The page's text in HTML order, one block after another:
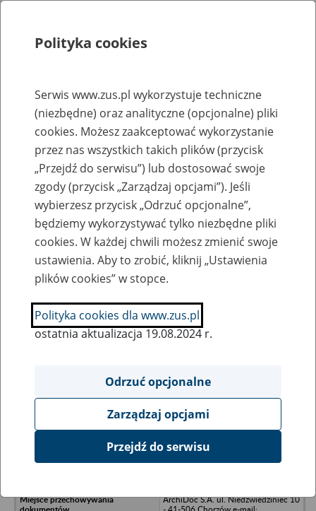
Rejestry, ewidencje i archiwa
Baza zlikwidowanych lub
przekształconych zakładów pracy
Nazwa zakładu pracy:
SZUKAJ
Ukryj wszystkie pozycje bazy
PRACAINFO Sp. z o.o. w likwidacji -
ArchiDoc S.A. ul. Niedźwiedziniec 10
Polityka cookies
Serwis www.zus.pl wykorzystuje techniczne
(niezbędne) oraz analityczne (opcjonalne) pliki
cookies. Możesz zaakceptować wykorzystanie
przez nas wszystkich takich plików (przycisk
„Przejdź do serwisu”) lub dostosować swoje
zgody (przycisk „Zarządzaj opcjami”). Jeśli
wybierzesz przycisk „Odrzuć opcjonalne”,
będziemy wykorzystywać tylko niezbędne pliki
cookies. W każdej chwili możesz zmienić swoje
ustawienia. Aby to zrobić, kliknij „Ustawienia
plików cookies” w stopce.
Polityka cookies dla www.zus.pl
ostatnia aktualizacja 19.08.2024 r.
Odrzuć opcjonalne
Zarządzaj opcjami
Przejdź do serwisu